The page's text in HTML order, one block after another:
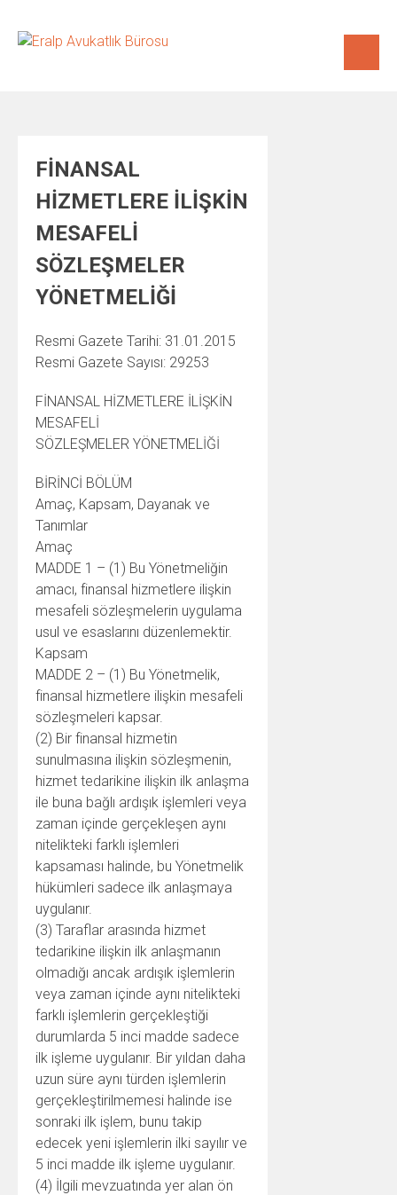
content
FİNANSAL
HİZMETLERE İLİŞKİN
MESAFELİ
SÖZLEŞMELER
YÖNETMELİĞİ
Resmi Gazete Tarihi: 31.01.2015
Resmi Gazete Sayısı: 29253
FİNANSAL HİZMETLERE İLİŞKİN
MESAFELİ
SÖZLEŞMELER YÖNETMELİĞİ
BİRİNCİ BÖLÜM
Amaç, Kapsam, Dayanak ve
Tanımlar
Amaç
MADDE 1 – (1) Bu Yönetmeliğin
amacı, finansal hizmetlere ilişkin
mesafeli sözleşmelerin uygulama
usul ve esaslarını düzenlemektir.
Kapsam
MADDE 2 – (1) Bu Yönetmelik,
finansal hizmetlere ilişkin mesafeli
sözleşmeleri kapsar.
(2) Bir finansal hizmetin
sunulmasına ilişkin sözleşmenin,
hizmet tedarikine ilişkin ilk anlaşma
ile buna bağlı ardışık işlemleri veya
zaman içinde gerçekleşen aynı
nitelikteki farklı işlemleri
kapsaması halinde, bu Yönetmelik
hükümleri sadece ilk anlaşmaya
uygulanır.
(3) Taraflar arasında hizmet
tedarikine ilişkin ilk anlaşmanın
olmadığı ancak ardışık işlemlerin
veya zaman içinde aynı nitelikteki
farklı işlemlerin gerçekleştiği
durumlarda 5 inci madde sadece
ilk işleme uygulanır. Bir yıldan daha
uzun süre aynı türden işlemlerin
gerçekleştirilmemesi halinde ise
sonraki ilk işlem, bunu takip
edecek yeni işlemlerin ilki sayılır ve
5 inci madde ilk işleme uygulanır.
(4) İlgili mevzuatında yer alan ön